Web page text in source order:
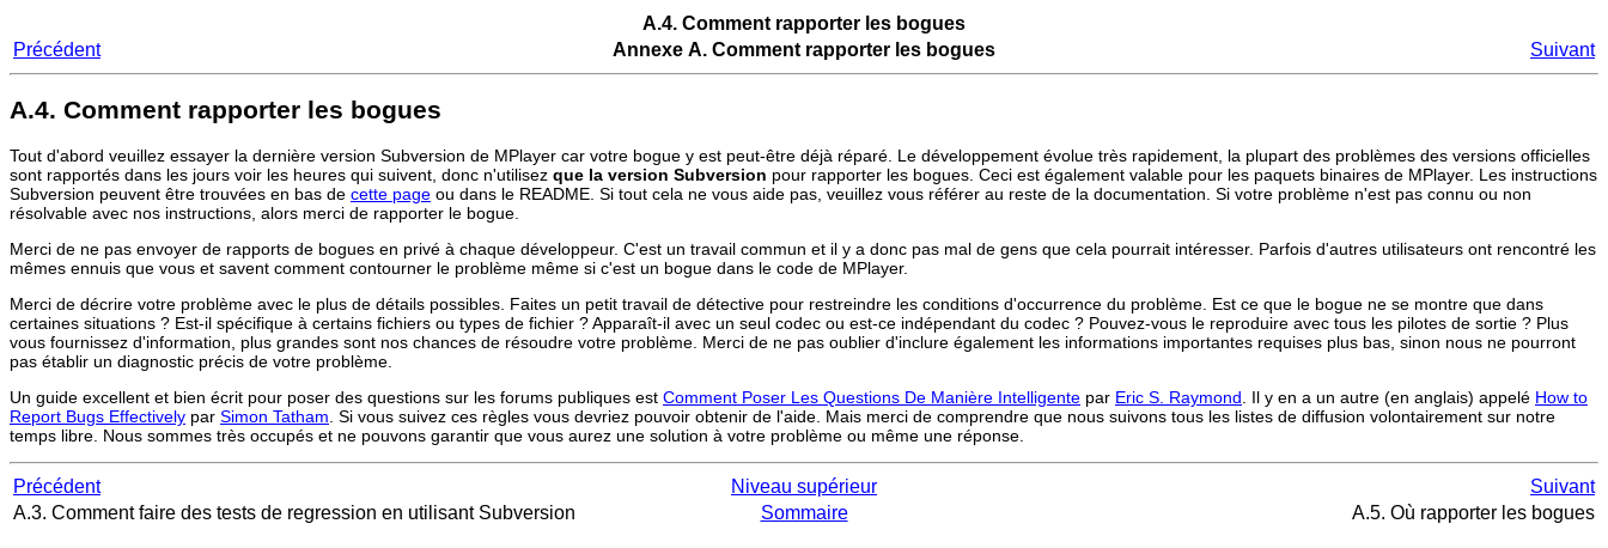
A.4. Comment rapporter les bogues
Précédent
Annexe A. Comment rapporter les bogues Suivant
A.4. Comment rapporter les bogues
Tout d'abord veuillez essayer la dernière version Subversion de MPlayer car votre bogue y est peut-être déjà réparé. Le développement évolue très rapidement, la plupart des problèmes des versions officielles
sont rapportés dans les jours voir les heures qui suivent, donc n'utilisez que la version Subversion pour rapporter les bogues. Ceci est également valable pour les paquets binaires de MPlayer. Les instructions
Subversion peuvent être trouvées en bas de cette page ou dans le README. Si tout cela ne vous aide pas, veuillez vous référer au reste de la documentation. Si votre problème n'est pas connu ou non
résolvable avec nos instructions, alors merci de rapporter le bogue.
Merci de ne pas envoyer de rapports de bogues en privé à chaque développeur. C'est un travail commun et il y a donc pas mal de gens que cela pourrait intéresser. Parfois d'autres utilisateurs ont rencontré les
mêmes ennuis que vous et savent comment contourner le problème même si c'est un bogue dans le code de MPlayer.
Merci de décrire votre problème avec le plus de détails possibles. Faites un petit travail de détective pour restreindre les conditions d'occurrence du problème. Est ce que le bogue ne se montre que dans
certaines situations ? Est-il spécifique à certains fichiers ou types de fichier ? Apparaît-il avec un seul codec ou est-ce indépendant du codec ? Pouvez-vous le reproduire avec tous les pilotes de sortie ? Plus
vous fournissez d'information, plus grandes sont nos chances de résoudre votre problème. Merci de ne pas oublier d'inclure également les informations importantes requises plus bas, sinon nous ne pourront
pas établir un diagnostic précis de votre problème.
Un guide excellent et bien écrit pour poser des questions sur les forums publiques est Comment Poser Les Questions De Manière Intelligente par Eric S. Raymond . Il y en a un autre (en anglais) appelé How to
Report Bugs Effectively par Simon Tatham . Si vous suivez ces règles vous devriez pouvoir obtenir de l'aide. Mais merci de comprendre que nous suivons tous les listes de diffusion volontairement sur notre
temps libre. Nous sommes très occupés et ne pouvons garantir que vous aurez une solution à votre problème ou même une réponse.
Précédent Niveau supérieur
Suivant
A.3. Comment faire des tests de regression en utilisant Subversion
Sommaire A.5. Où rapporter les bogues